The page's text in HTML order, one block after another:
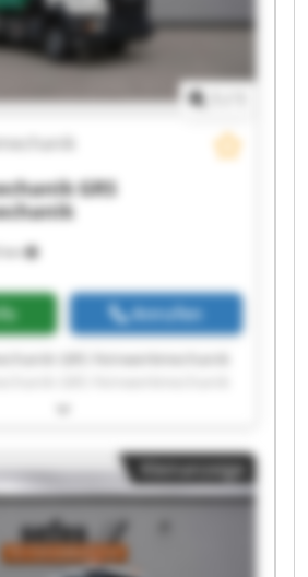
km
GRS
Anrufen
GRS Feinwerkmechanik
GRS Feinwerkmechanik
GRS Feinwerkmechanik
GRS Feinwerkmechanik
GRS Feinwerkmechanik
GRS Feinwerkmechanik
GRS Feinwerkmechanik
GRS Feinwerkmechanik
Kleinanzeige